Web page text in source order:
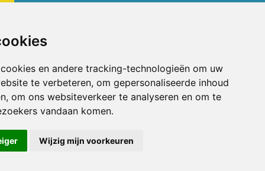
en andere tracking-technologieën om uw
te verbeteren, om gepersonaliseerde inhoud
om ons websiteverkeer te analyseren en om te
vandaan komen.
Wijzig mijn voorkeuren
Soorten lidmaatschap NVA
Toelatingsvoorwaarden
Aanmelden voor lidmaatschap
Beroepsaansprakelijkheidsverzekering